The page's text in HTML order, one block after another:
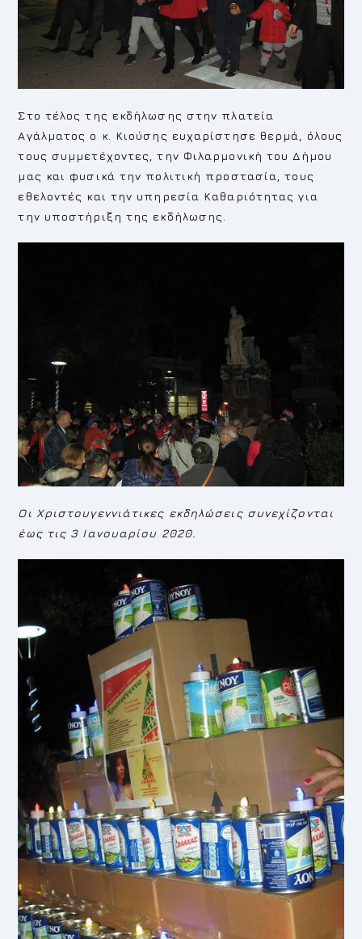
Στο τέλος της εκδήλωσης στην πλατεία
Αγάλματος ο κ. Κιούσης ευχαρίστησε θερμά, όλους
τους συμμετέχοντες, την Φιλαρμονική του Δήμου
μας και φυσικά την πολιτική προστασία, τους
εθελοντές και την υπηρεσία Καθαριότητας για
την υποστήριξη της εκδήλωσης.
Οι Χριστουγεννιάτικες εκδηλώσεις συνεχίζονται
έως τις 3 Ιανουαρίου 2020.